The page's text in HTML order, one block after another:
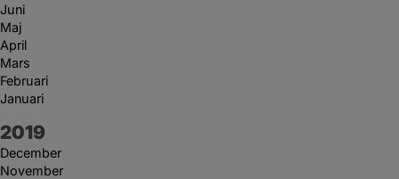
Juni
Maj
April
Mars
Februari
Januari
År:
2019
December
November